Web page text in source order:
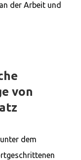
der Arbeit und
von
dem